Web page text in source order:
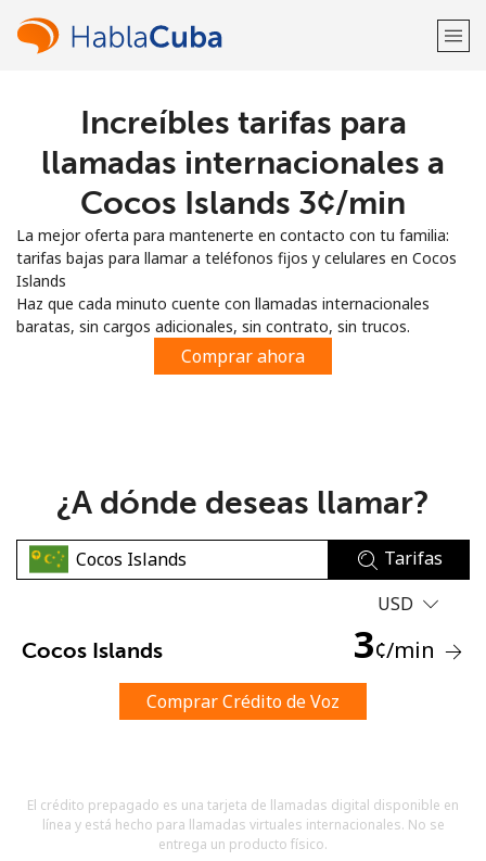
¡Bienvenido!
Regístrate con
o
No se ha creado una contraseña
Mínimo 8 caracteres
Una letra mayúscula y una minúscula
Increíbles tarifas para
llamadas internacionales a
Cocos Islands ⁦3¢⁩/min
La mejor oferta para mantenerte en contacto con tu familia:
tarifas bajas para llamar a teléfonos fijos y celulares en Cocos
Islands
Haz que cada minuto cuente con llamadas internacionales
baratas, sin cargos adicionales, sin contrato, sin trucos.
Comprar ahora
¿A dónde deseas llamar?
Tarifas
USD
Cocos Islands 3¢/min
Comprar Crédito de Voz
El crédito prepagado es una tarjeta de llamadas digital disponible en
línea y está hecho para llamadas virtuales internacionales. No se
entrega un producto físico.